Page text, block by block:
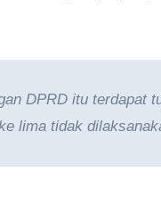
DPRD itu terdapat
lima tidak